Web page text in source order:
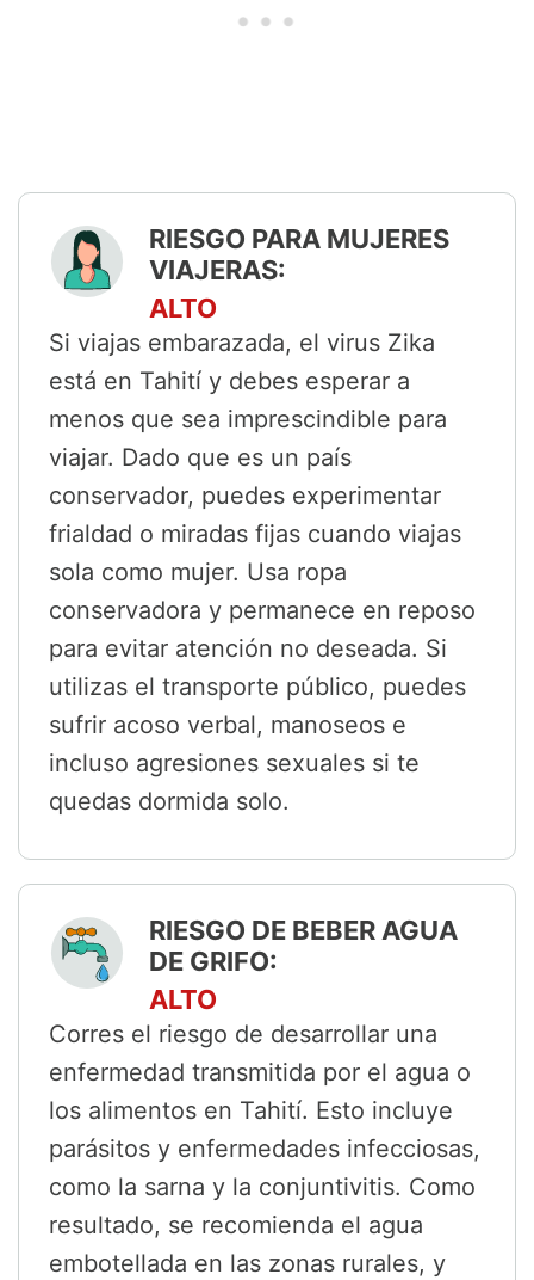
RIESGO PARA MUJERES
VIAJERAS:
ALTO
Si viajas embarazada, el virus Zika
está en Tahití y debes esperar a
menos que sea imprescindible para
viajar. Dado que es un país
conservador, puedes experimentar
frialdad o miradas fijas cuando viajas
sola como mujer. Usa ropa
conservadora y permanece en reposo
para evitar atención no deseada. Si
utilizas el transporte público, puedes
sufrir acoso verbal, manoseos e
incluso agresiones sexuales si te
quedas dormida solo.
RIESGO DE BEBER AGUA
DE GRIFO:
ALTO
Corres el riesgo de desarrollar una
enfermedad transmitida por el agua o
los alimentos en Tahití. Esto incluye
parásitos y enfermedades infecciosas,
como la sarna y la conjuntivitis. Como
resultado, se recomienda el agua
embotellada en las zonas rurales, y